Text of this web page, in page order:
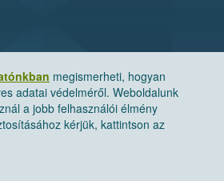
megismerheti, hogyan
adatai védelméről. Weboldalunk
a jobb felhasználói élmény
kérjük, kattintson az